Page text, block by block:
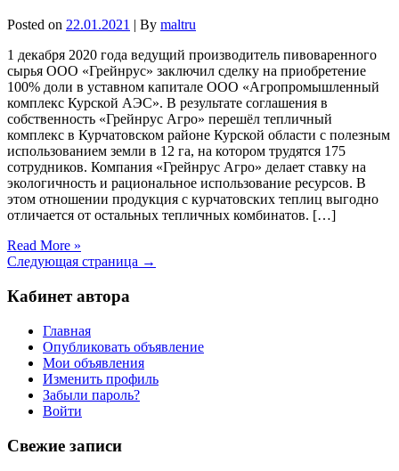
Posted on 22.01.2021 | By maltru
1 декабря 2020 года ведущий производитель пивоваренного
сырья ООО «Грейнрус» заключил сделку на приобретение
100% доли в уставном капитале ООО «Агропромышленный
комплекс Курской АЭС». В результате соглашения в
собственность «Грейнрус Агро» перешёл тепличный
комплекс в Курчатовском районе Курской области с полезным
использованием земли в 12 га, на котором трудятся 175
сотрудников. Компания «Грейнрус Агро» делает ставку на
экологичность и рациональное использование ресурсов. В
этом отношении продукция с курчатовских теплиц выгодно
отличается от остальных тепличных комбинатов. […]
Read More »
Следующая страница →
Кабинет автора
Главная
Опубликовать объявление
Мои объявления
Изменить профиль
Забыли пароль?
Войти
Свежие записи